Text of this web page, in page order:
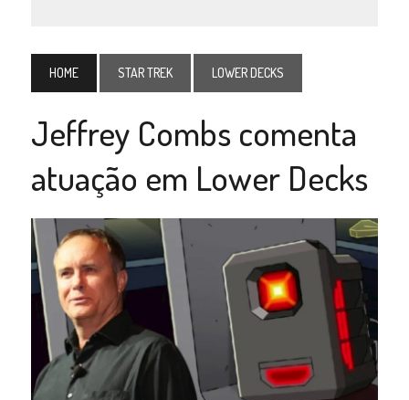
HOME STAR TREK LOWER DECKS
Jeffrey Combs comenta
atuação em Lower Decks